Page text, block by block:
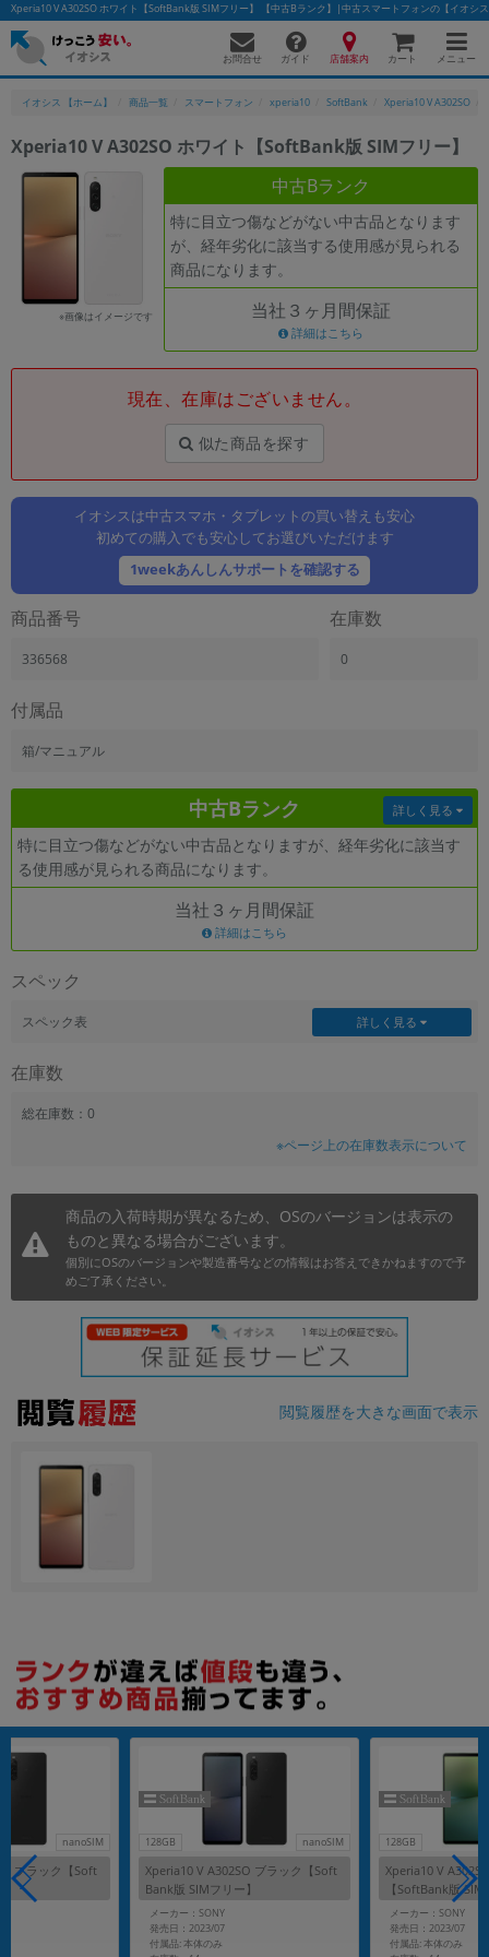
Xperia10 V A302SO ホワイト【SoftBank版 SIMフリー】 【中古Bランク】|中古スマートフォンの【イオシ
お問合せ ガイド 店舗案内 カート メニュー
イオシス 【ホーム】 商品一覧 スマートフォン xperia10 SoftBank Xperia10 V A302SO
Xperia10 V A302SO ホワイト【SoftBank版 SIMフリー】
※画像はイメージです
中古Bランク
特に目立つ傷などがない中古品となります
が、経年劣化に該当する使用感が見られる
商品になります。
当社３ヶ月間保証
詳細はこちら
現在、在庫はございません。
似た商品を探す
イオシスは中古スマホ・タブレットの買い替えも安心
初めての購入でも安心してお選びいただけます
1weekあんしんサポートを確認する
商品番号
336568
在庫数
0
付属品
箱/マニュアル
中古Bランク
特に目立つ傷などがない中古品となりますが、経年劣化に該当す
る使用感が見られる商品になります。
詳しく見る
当社３ヶ月間保証
詳細はこちら
スペック
スペック表 詳しく見る
在庫数
総在庫数：0
※ページ上の在庫数表示について
商品の入荷時期が異なるため、OSのバージョンは表示の
ものと異なる場合がございます。
個別にOSのバージョンや製造番号などの情報はお答えできかねますので予
めご了承ください。
閲覧履歴を大きな画面で表示
nanoSIM
ブラック【Soft
】
128GB nanoSIM
Xperia10 V A302SO ブラック【Soft
Bank版 SIMフリー】
メーカー：SONY
発売日：2023/07
付属品: 本体のみ
128GB
Xperia10 V
【SoftBank版
メーカー：SONY
発売日：2023/07
付属品: 本体のみ
かんたんパソコン検索に切り替える
フリーワード
除外ワード
カテゴリー
商品ジャンルの絞り込み
「スマートフォン」「タブレット」など
製造、販売メーカーの絞り込み
「Apple」「SONY」「SHARP」など
機能・特徴
ドライブの絞り込み
ランク
CPU
CPUの絞り込み
価格
月 から
各項目のチェックボックスは「or検索」となります。
ただし機能別のみ「and検索」となります。